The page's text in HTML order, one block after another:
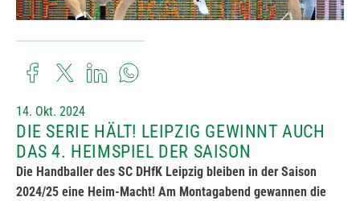
14. Okt. 2024
DIE SERIE HÄLT! LEIPZIG GEWINNT AUCH
DAS 4. HEIMSPIEL DER SAISON
Die Handballer des SC DHfK Leipzig bleiben in der Saison
2024/25 eine Heim-Macht! Am Montagabend gewannen die